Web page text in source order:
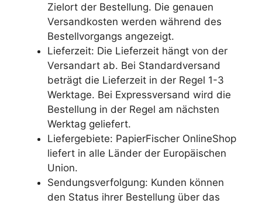
Zielort der Bestellung. Die genauen
Versandkosten werden während des
Bestellvorgangs angezeigt.
Lieferzeit: Die Lieferzeit hängt von der
Versandart ab. Bei Standardversand
beträgt die Lieferzeit in der Regel 1-3
Werktage. Bei Expressversand wird die
Bestellung in der Regel am nächsten
Werktag geliefert.
Liefergebiete: PapierFischer OnlineShop
liefert in alle Länder der Europäischen
Union.
Sendungsverfolgung: Kunden können
den Status ihrer Bestellung über das